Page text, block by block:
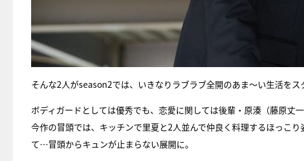
そんな2人がseason2では、いきなりラブラブ全開のあま～い生活をス
ボディガードとしては優秀でも、恋愛に関しては後輩・原湊（藤原
今作の冒頭では、キッチンで里夏と2人並んで仲良く料理するほっこ
て…冒頭からキュンが止まらない展開に。